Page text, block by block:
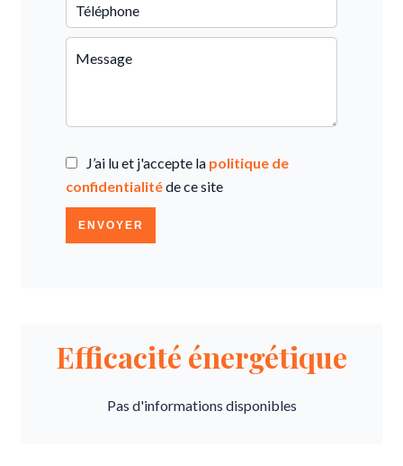
J’ai lu et j'accepte la politique de
confidentialitéde ce site
ENVOYER
Efficacité énergétique
Pas d'informations disponibles